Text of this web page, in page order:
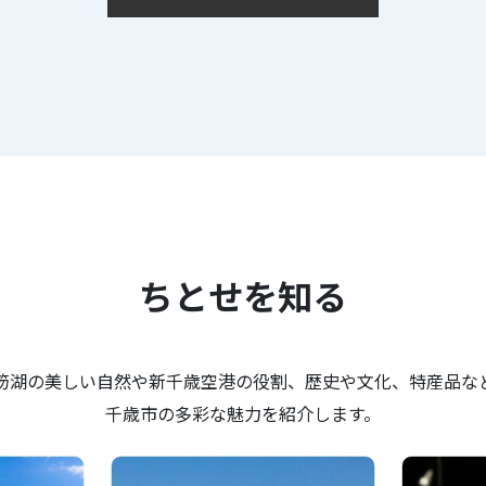
ちとせを知る
湖の美しい自然や新千歳空港の役割、歴史や文化、特産品な
千歳市の多彩な魅力を紹介します。